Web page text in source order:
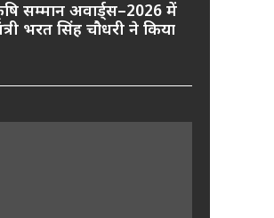
सम्मान अवार्ड्स–2026 में
भरत सिंह चौधरी ने किया